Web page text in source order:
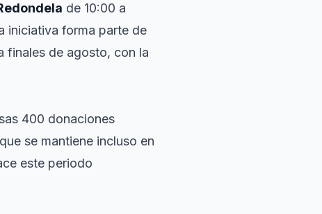
de 10:00 a
iniciativa forma parte de
finales de agosto, con la
400 donaciones
se mantiene incluso en
este periodo